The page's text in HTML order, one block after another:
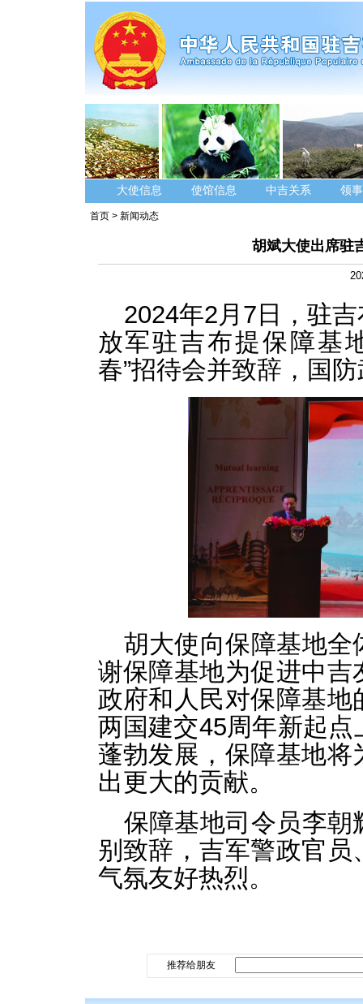
大使信息 使馆信息 中吉关系 领
首页 > 新闻动态
胡斌大使出席驻
2024年2月7日，驻
放军驻吉布提保障基
春”招待会并致辞，国
胡大使向保障基地
谢保障基地为促进中
政府和人民对保障基
两国建交45周年新起
蓬勃发展，保障基地
出更大的贡献。
保障基地司令员李
别致辞，吉军警政官
气氛友好热烈。
推荐给朋友